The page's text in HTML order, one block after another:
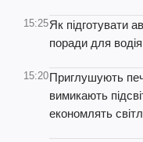
15:25Як підготувати
поради для водія
15:20Приглушують
вимикають
економлять